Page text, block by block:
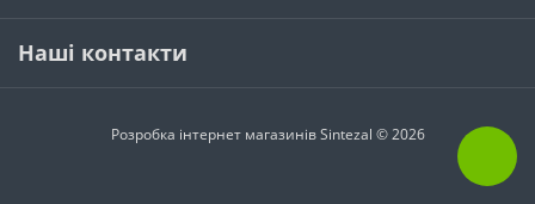
Наші контакти
Розробка інтернет магазинівSintezal © 2026